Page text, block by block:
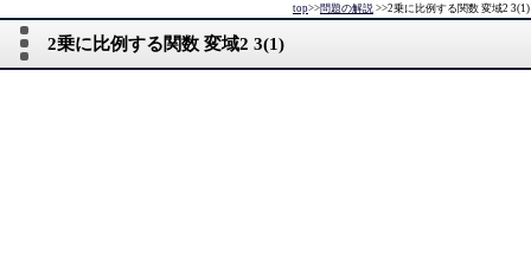
2乗に比例する関数 変域2 3(1)
top>>問題の解説 >>2乗に比例する関数 変域2 3(1)